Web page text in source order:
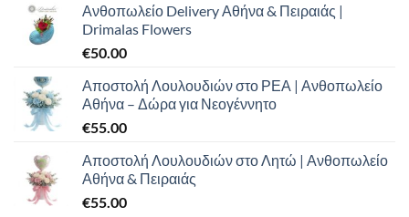
Ανθοπωλείο Delivery Αθήνα & Πειραιάς |
Drimalas Flowers
€50.00
Αποστολή Λουλουδιών στο ΡΕΑ | Ανθοπωλείο
Αθήνα – Δώρα για Νεογέννητο
€55.00
Αποστολή Λουλουδιών στο Λητώ | Ανθοπωλείο
Αθήνα & Πειραιάς
€55.00